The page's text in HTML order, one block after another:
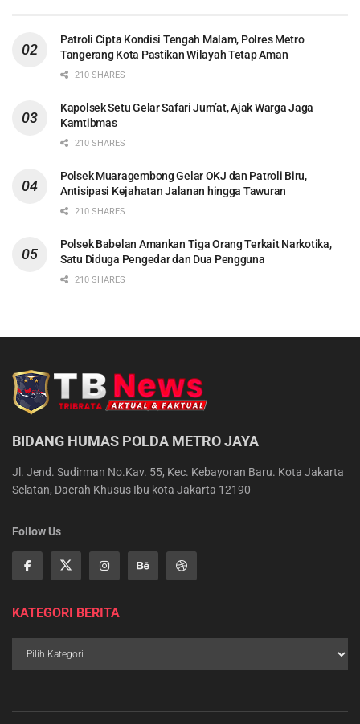
Patroli Cipta Kondisi Tengah Malam, Polres Metro
Tangerang Kota Pastikan Wilayah Tetap Aman
210 SHARES
Kapolsek Setu Gelar Safari Jum’at, Ajak Warga Jaga
Kamtibmas
210 SHARES
Polsek Muaragembong Gelar OKJ dan Patroli Biru,
Antisipasi Kejahatan Jalanan hingga Tawuran
210 SHARES
Polsek Babelan Amankan Tiga Orang Terkait Narkotika,
Satu Diduga Pengedar dan Dua Pengguna
210 SHARES
BIDANG HUMAS POLDA METRO JAYA
Jl. Jend. Sudirman No.Kav. 55, Kec. Kebayoran Baru. Kota Jakarta
Selatan, Daerah Khusus Ibu kota Jakarta 12190
Follow Us
KATEGORI BERITA